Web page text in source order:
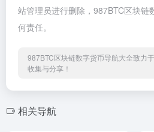
站管理员进行删除，987BTC区块链
何责任。
987BTC区块链数字货币导航大全致力
收集与分享！
相关导航